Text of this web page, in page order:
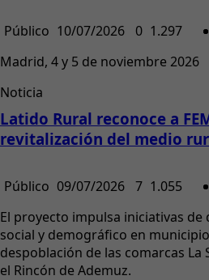
Público 10/07/2026 0 1.297
Madrid, 4 y 5 de noviembre 2026
Noticia
Latido Rural reconoce a
revitalización del medio
Público 09/07/2026 7 1.055
El proyecto impulsa iniciativas
social y demográfico en
despoblación de las comarcas La
el Rincón de Ademuz.